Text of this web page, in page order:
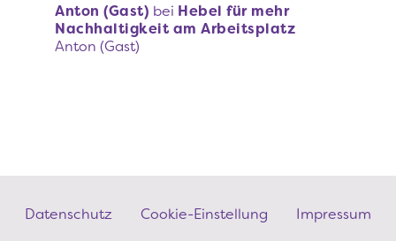
Anton (Gast) bei Hebel für mehr
Nachhaltigkeit am Arbeitsplatz
Anton (Gast)
Fußzeilenmenü
Datenschutz Cookie-Einstellung
Impressum